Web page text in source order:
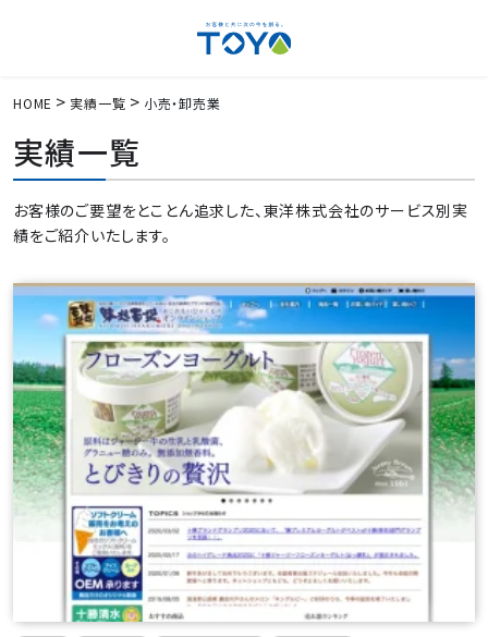
HOME 実績一覧 小売・卸売業
実績一覧
お客様のご要望をとことん追求した、東洋株式会社のサービス別実
績をご紹介いたします。